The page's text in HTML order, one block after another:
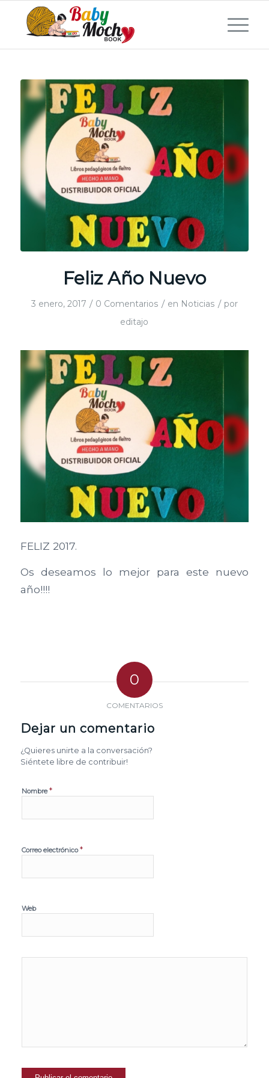
Feliz Año Nuevo
3 enero, 2017 / 0 Comentarios / en Noticias / por
editajo
FELIZ 2017.
Os deseamos lo mejor para este nuevo
año!!!!
0
COMENTARIOS
Dejar un comentario
¿Quieres unirte a la conversación?
Siéntete libre de contribuir!
Nombre*
Correo electrónico*
Web